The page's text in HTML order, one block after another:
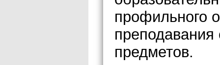
профильного
предметов.